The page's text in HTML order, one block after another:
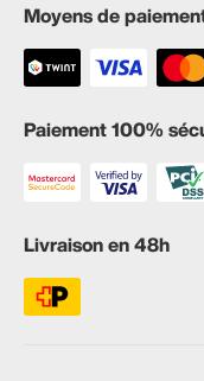
Moyens de
Paiement 100%
Livraison en 48h